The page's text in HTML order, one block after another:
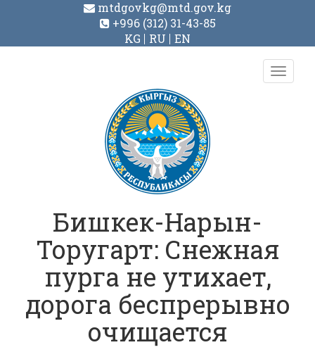
mtdgovkg@mtd.gov.kg
+996 (312) 31-43-85
KG
RU EN
Toggle
Бишкек-Нарын-
Торугарт: Снежная
пурга не утихает,
дорога беспрерывно
очищается